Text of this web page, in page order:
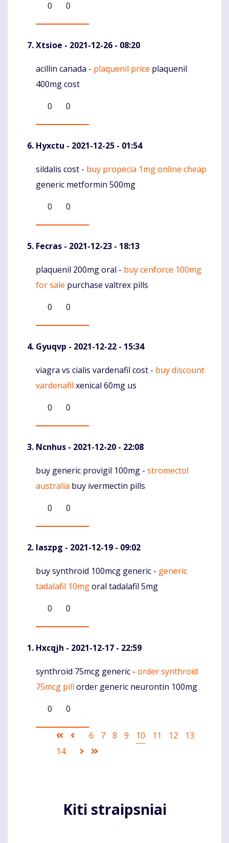
0
0
Xtsioe - 2021-12-26 - 08:20
Komentaras
acillin canada - plaquenil price plaquenil
400mg cost
0
0
Hyxctu - 2021-12-25 - 01:54
Komentaras
sildalis cost - buy propecia 1mg online cheap
generic metformin 500mg
0
0
Fecras - 2021-12-23 - 18:13
Komentaras
plaquenil 200mg oral - buy cenforce 100mg
for sale purchase valtrex pills
0
0
Gyuqvp - 2021-12-22 - 15:34
Komentaras
viagra vs cialis vardenafil cost - buy discount
vardenafil xenical 60mg us
0
0
Ncnhus - 2021-12-20 - 22:08
Komentaras
buy generic provigil 100mg - stromectol
australia buy ivermectin pills
0
0
Iaszpg - 2021-12-19 - 09:02
Komentaras
buy synthroid 100mcg generic - generic
tadalafil 10mgoral tadalafil 5mg
0
0
Hxcqjh - 2021-12-17 - 22:59
Komentaras
synthroid 75mcg generic - order synthroid
75mcg pill order generic neurontin 100mg
0
0
Pagination
First
page
Ankstesnis
puslapis
Puslapis
6 Puslapis
7 Puslapis
8 Puslapis
9
Current
10 Puslapis
11 Puslapis
12 Puslapis
13
Puslapis
14
Sekantis
Kiti straipsniai